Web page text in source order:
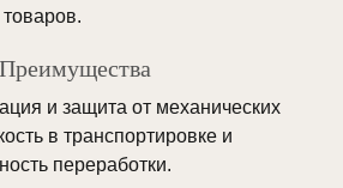
Преимущества
и защита от механических
в транспортировке и
переработки.